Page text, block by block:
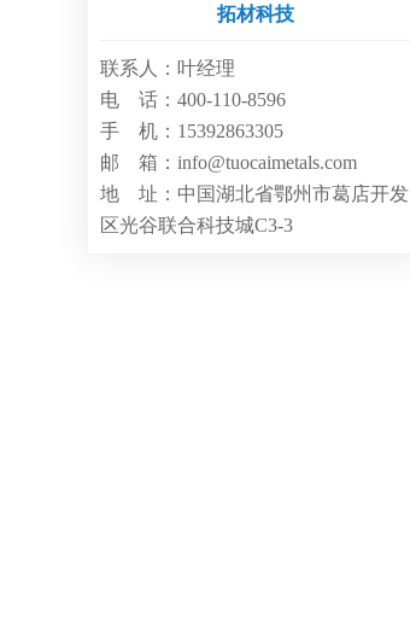
拓材科技
联系人：叶经理
电 话：400-110-8596
手 机：15392863305
邮 箱：info@tuocaimetals.com
地 址：中国湖北省鄂州市葛店开发
区光谷联合科技城C3-3